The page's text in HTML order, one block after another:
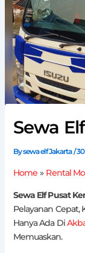
Sewa
Bysewa elf Jakarta/
Home Rental
Sewa Elf Pusat
Pelayanan Cepat,
Hanya Ada Di
Memuaskan.